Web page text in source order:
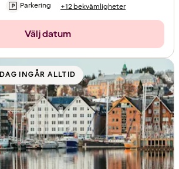
Parkering +12 bekvämligheter
Välj datum
INGÅR ALLTID